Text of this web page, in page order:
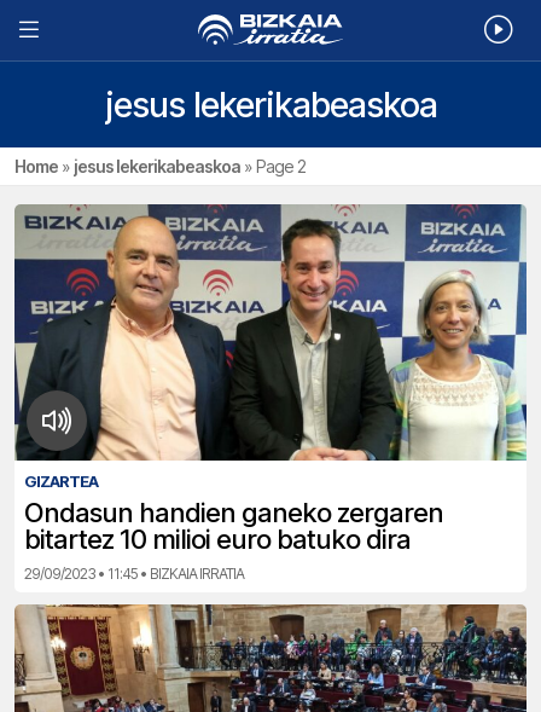
jesus lekerikabeaskoa
Home » jesus lekerikabeaskoa »Page 2
GIZARTEA
Ondasun handien ganeko zergaren
bitartez 10 milioi euro batuko dira
29/09/2023 • 11:45 • BIZKAIA IRRATIA